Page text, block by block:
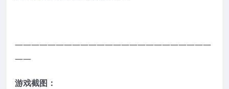
————————————————————————
——
游戏截图：